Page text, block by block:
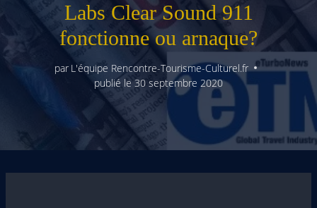
Labs Clear Sound 911
fonctionne ou arnaque?
par L'équipe Rencontre-Tourisme-Culturel.fr
publié le 30 septembre 2020